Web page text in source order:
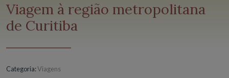
Viagem à região metropolitana
de Curitiba
Categoria:Viagens